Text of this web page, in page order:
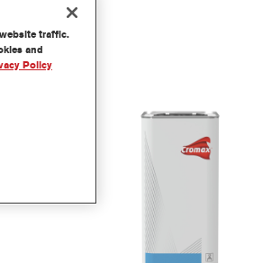
traffic.
and
Policy